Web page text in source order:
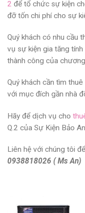
2 để tổ chức sự kiện
đỡ tốn chi phí cho sự
Quý khách có nhu cầu
vụ sự kiện gia tăng
thành công của
Quý khách cần tìm
với mục đích gần nhà
Hãy để dịch vụ cho
Q.2 của Sự Kiện Bảo
Liên hệ với chúng tôi
0938818026 ( Ms An)